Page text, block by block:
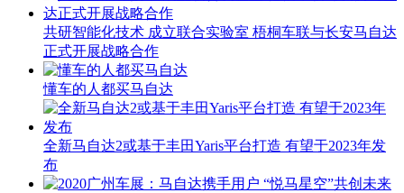
共研智能化技术 成立联合实验室 梧桐车联与长安马自达
正式开展战略合作
懂车的人都买马自达
全新马自达2或基于丰田Yaris平台打造 有望于2023年发
布